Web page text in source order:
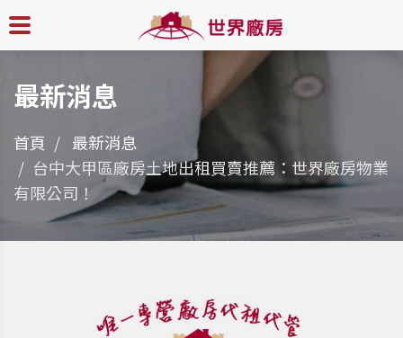
最新消息
首頁
最新消息
台中大甲區廠房土地出租買賣推薦：世界廠房物業
有限公司！